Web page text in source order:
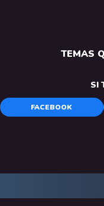
TEMAS
SI
FACEBOOK